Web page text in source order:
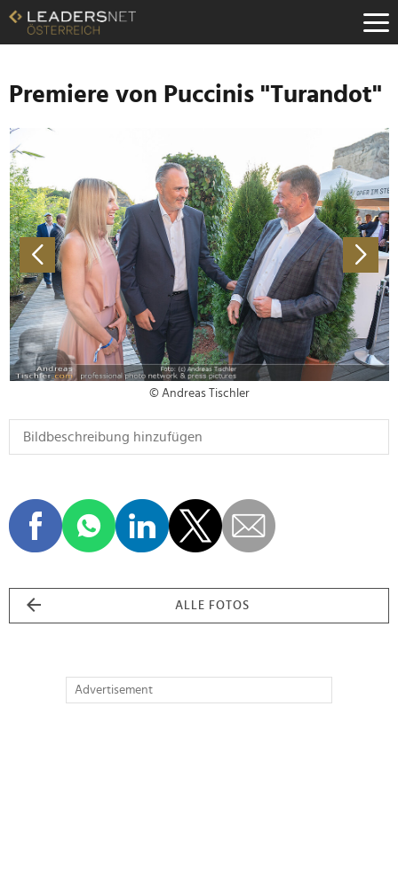
Zum
Inhalt
Zur
Navigation
Zur
Hauptnavigation
Premiere von Puccinis "Turandot"
© Andreas Tischler
ALLE FOTOS
Advertisement